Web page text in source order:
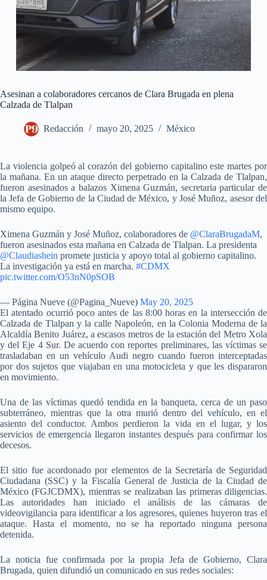
Asesinan a colaboradores cercanos de Clara Brugada en plena
Calzada de Tlalpan
Redacción mayo 20, 2025 México
La violencia golpeó al corazón del gobierno capitalino este martes por
la mañana. En un ataque directo perpetrado en la Calzada de Tlalpan,
fueron asesinados a balazos Ximena Guzmán, secretaria particular de
la Jefa de Gobierno de la Ciudad de México, y José Muñoz, asesor del
mismo equipo.
Ximena Guzmán y José Muñoz, colaboradores de @ClaraBrugadaM,
fueron asesinados esta mañana en Calzada de Tlalpan. La presidenta
@Claudiashein promete justicia y apoyo total al gobierno capitalino.
La investigación ya está en marcha. #CDMX
pic.twitter.com/O53nN0pSOB
— Página Nueve (@Pagina_Nueve) May 20, 2025
El atentado ocurrió poco antes de las 8:00 horas en la intersección de
Calzada de Tlalpan y la calle Napoleón, en la Colonia Moderna de la
Alcaldía Benito Juárez, a escasos metros de la estación del Metro Xola
y del Eje 4 Sur. De acuerdo con reportes preliminares, las víctimas se
trasladaban en un vehículo Audi negro cuando fueron interceptadas
por dos sujetos que viajaban en una motocicleta y que les dispararon
en movimiento.
Una de las víctimas quedó tendida en la banqueta, cerca de un paso
subterráneo, mientras que la otra murió dentro del vehículo, en el
asiento del conductor. Ambos perdieron la vida en el lugar, y los
servicios de emergencia llegaron instantes después para confirmar los
decesos.
El sitio fue acordonado por elementos de la Secretaría de Seguridad
Ciudadana (SSC) y la Fiscalía General de Justicia de la Ciudad de
México (FGJCDMX), mientras se realizaban las primeras diligencias.
Las autoridades han iniciado el análisis de las cámaras de
videovigilancia para identificar a los agresores, quienes huyeron tras el
ataque. Hasta el momento, no se ha reportado ninguna persona
detenida.
La noticia fue confirmada por la propia Jefa de Gobierno, Clara
Brugada, quien difundió un comunicado en sus redes sociales: